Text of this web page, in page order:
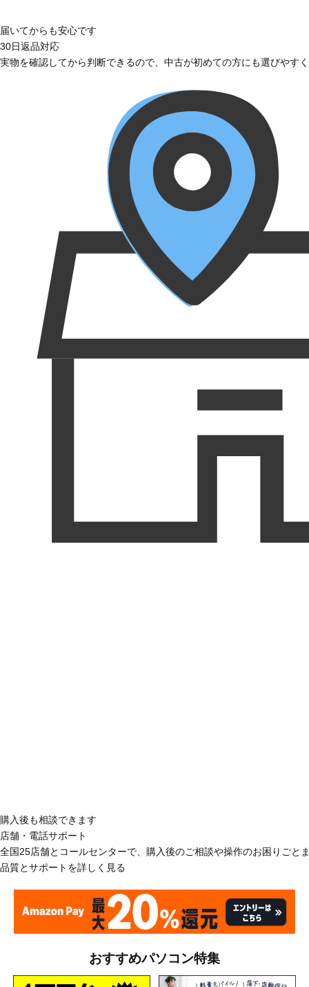
届いてからも安心です
30日返品対応
実物を確認してから判断できるので、中古が初めての方にも選びやす
購入後も相談できます
店舗・電話サポート
全国25店舗とコールセンターで、購入後のご相談や操作のお困りごと
品質とサポートを詳しく見る
おすすめパソコン特集